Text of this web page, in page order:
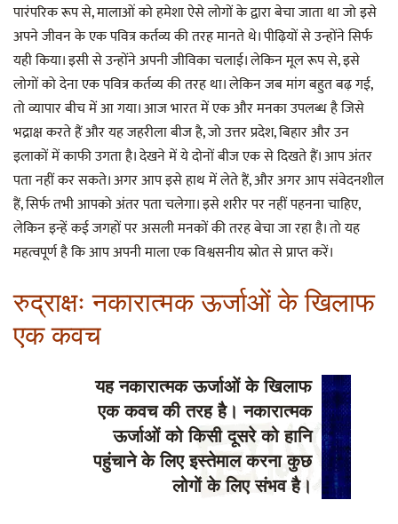
पारंपरिक रूप से, मालाओं को हमेशा ऐसे लोगों के द्वारा बेचा जाता था जो इसे
अपने जीवन के एक पवित्र कर्तव्य की तरह मानते थे। पीढ़ियों से उन्होंने सिर्फ
यही किया। इसी से उन्होंने अपनी जीविका चलाई। लेकिन मूल रूप से, इसे
लोगों को देना एक पवित्र कर्तव्य की तरह था। लेकिन जब मांग बहुत बढ़ गई,
तो व्यापार बीच में आ गया। आज भारत में एक और मनका उपलब्ध है जिसे
भद्राक्ष करते हैं और यह जहरीला बीज है, जो उत्तर प्रदेश, बिहार और उन
इलाकों में काफी उगता है। देखने में ये दोनों बीज एक से दिखते हैं। आप अंतर
पता नहीं कर सकते। अगर आप इसे हाथ में लेते हैं, और अगर आप संवेदनशील
हैं, सिर्फ तभी आपको अंतर पता चलेगा। इसे शरीर पर नहीं पहनना चाहिए,
लेकिन इन्हें कई जगहों पर असली मनकों की तरह बेचा जा रहा है। तो यह
महत्वपूर्ण है कि आप अपनी माला एक विश्वसनीय स्रोत से प्राप्त करें।
रुद्राक्षः नकारात्मक ऊर्जाओं के खिलाफ
एक कवच
यह नकारात्मक ऊर्जाओं के खिलाफ
एक कवच की तरह है। नकारात्मक
ऊर्जाओं को किसी दूसरे को हानि
पहुंचाने के लिए इस्तेमाल करना कुछ
लोगों के लिए संभव है।